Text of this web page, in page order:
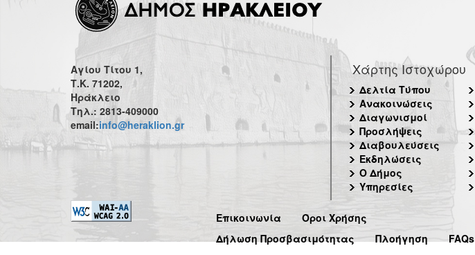
Αγίου Τίτου 1,
Τ.Κ. 71202,
Ηράκλειο
Τηλ.: 2813-409000
email:info@heraklion.gr
Χάρτης Ιστοχώρου
Δελτία Τύπου
Ανακοινώσεις
Διαγωνισμοί
Προσλήψεις
Διαβουλεύσεις
Εκδηλώσεις
Ο Δήμος
Υπηρεσίες
Επικοινωνία
Όροι Χρήσης
Δήλωση Προσβασιμότητας
Πλοήγηση FAQs